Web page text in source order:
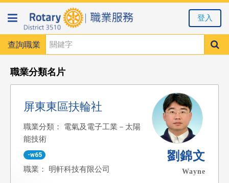
查詢職業
登入
職業分類名片
屏東東區扶輪社
職業分類： 電氣及電子工業－太陽
能技術
-w65
職業： 明軒科技有限公司
劉錦文
Wayne